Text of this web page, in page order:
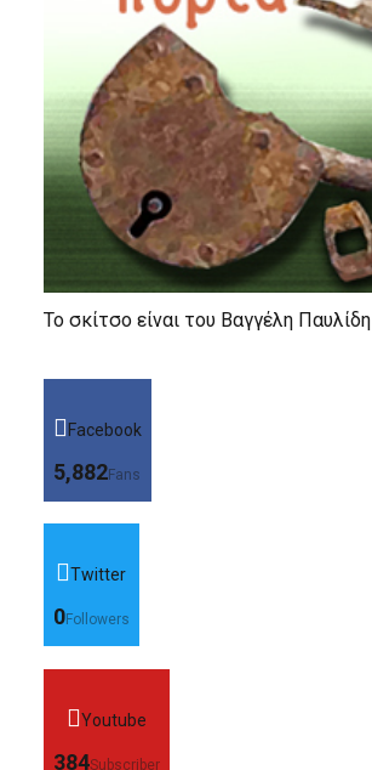
Το σκίτσο είναι του Βαγγέλη Παυλίδη
Facebook
5,882Fans
Twitter
0Followers
Youtube
384Subscriber